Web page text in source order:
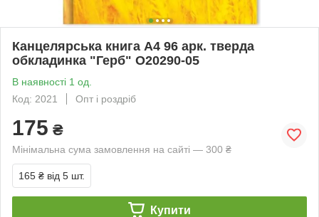
Канцелярська книга А4 96 арк. тверда
обкладинка "Герб" О20290-05
В наявності 1 од.
Код: 2021
Опт і роздріб
175 ₴
Мінімальна сума замовлення на сайті — 300 ₴
165 ₴ від 5 шт.
Купити